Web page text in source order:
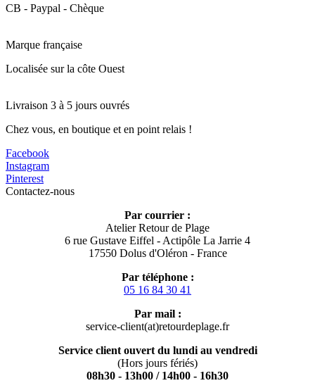
CB - Paypal - Chèque
Marque française
Localisée sur la côte Ouest
Livraison 3 à 5 jours ouvrés
Chez vous, en boutique et en point relais !
Facebook
Instagram
Pinterest
Contactez-nous
Par courrier :
Atelier Retour de Plage
6 rue Gustave Eiffel - Actipôle La Jarrie 4
17550 Dolus d'Oléron - France
Par téléphone :
05 16 84 30 41
Par mail :
service-client(at)retourdeplage.fr
Service client ouvert du lundi au vendredi
(Hors jours fériés)
08h30 - 13h00 / 14h00 - 16h30